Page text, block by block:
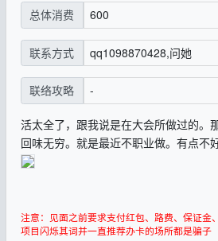
总体消费 600
联系方式 qq1098870428,问她
联络攻略 -
活太全了，跟我说是在大会所做过的。
回味无穷。就是最近不职业做。有点不
注意：见面之前要求支付红包、路费、保证金
项目闪烁其词并一直推荐办卡的场所都是骗子